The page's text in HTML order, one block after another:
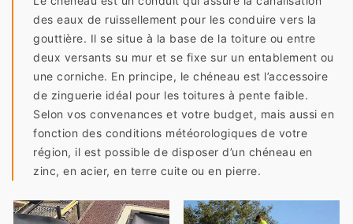
des eaux de ruissellement pour les conduire vers la
gouttière. Il se situe à la base de la toiture ou entre
deux versants su mur et se fixe sur un entablement ou
une corniche. En principe, le chéneau est l’accessoire
de zinguerie idéal pour les toitures à pente faible.
Selon vos convenances et votre budget, mais aussi en
fonction des conditions météorologiques de votre
région, il est possible de disposer d’un chéneau en
zinc, en acier, en terre cuite ou en pierre.